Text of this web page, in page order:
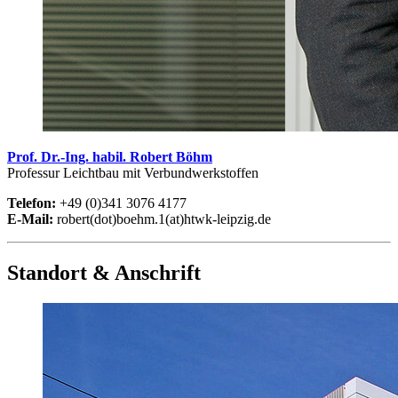
Prof. Dr.-Ing. habil. Robert Böhm
Professur Leichtbau mit Verbundwerkstoffen
Telefon: +49 (0)341 3076 4177
E-Mail: robert(dot)boehm.1(at)htwk-leipzig.de
Standort & Anschrift